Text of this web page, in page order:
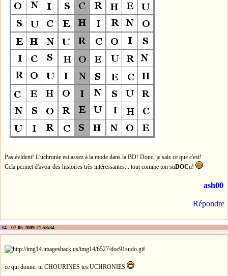
Pas évident! L'uchronie est assez à la mode dans la BD! Donc, je sais ce que c'est!
Cela permet d'avoir des histoires très intéressantes... tout comme ton suDOCu!
ash00
Répondre
#4 - 07-05-2009 21:58:34
ce qui donne: tu CHOURINES tes UCHRONIES